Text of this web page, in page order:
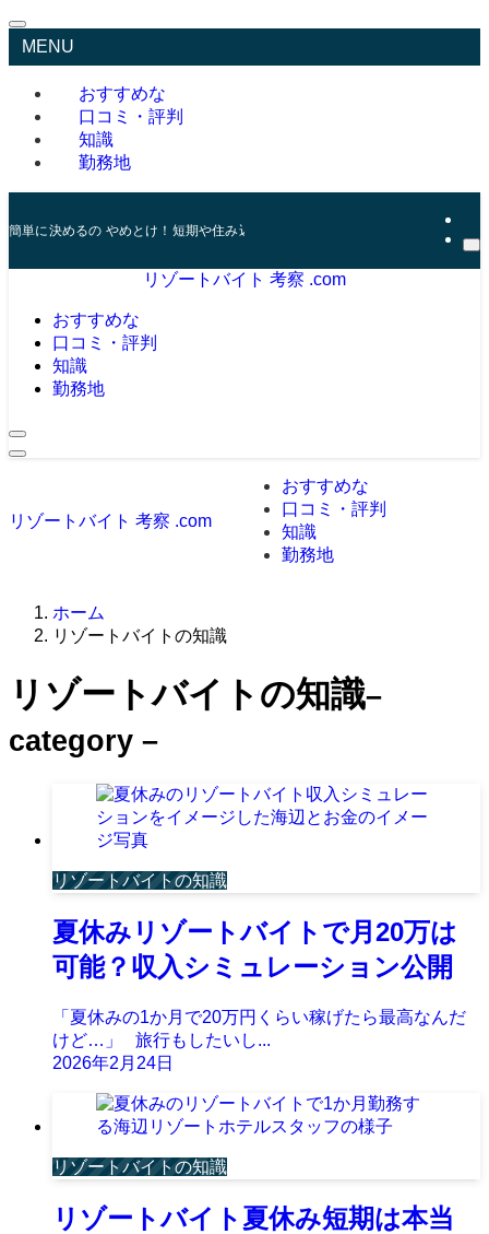
MENU
おすすめな
口コミ・評判
知識
勤務地
簡単に決めるの やめとけ！短期や住み込み おすすめリゾバの口コミと評価
リゾートバイト 考察 .com
おすすめな
口コミ・評判
知識
勤務地
リゾートバイト 考察 .com
おすすめな
口コミ・評判
知識
勤務地
ホーム
リゾートバイトの知識
リゾートバイトの知識–
category –
リゾートバイトの知識
夏休みリゾートバイトで月20万は
可能？収入シミュレーション公開
「夏休みの1か月で20万円くらい稼げたら最高なんだ
けど…」 旅行もしたいし...
2026年2月24日
リゾートバイトの知識
リゾートバイト夏休み短期は本当